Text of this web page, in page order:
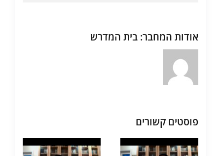
אודות המחבר: בית המדרש
פוסטים קשורים